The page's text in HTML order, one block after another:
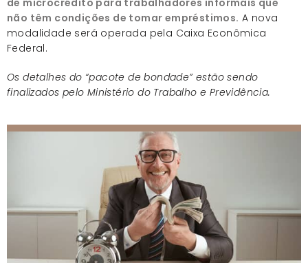
de microcrédito para trabalhadores informais que
não têm condições de tomar empréstimos. A nova
modalidade será operada pela Caixa Econômica
Federal.
Os detalhes do “pacote de bondade” estão sendo
finalizados pelo Ministério do Trabalho e Previdência.